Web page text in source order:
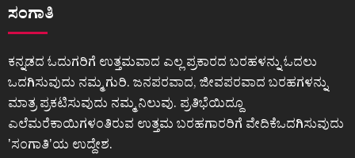
ಸಂಗಾತಿ
ಕನ್ನಡದ ಓದುಗರಿಗೆ ಉತ್ತಮವಾದ ಎಲ್ಲ ಪ್ರಕಾರದ ಬರಹಳನ್ನು ಓದಲು
ಒದಗಿಸುವುದು ನಮ್ಮ ಗುರಿ. ಜನಪರವಾದ, ಜೀವಪರವಾದ ಬರಹಗಳನ್ನು
ಮಾತ್ರ ಪ್ರಕಟಿಸುವುದು ನಮ್ಮ ನಿಲುವು. ಪ್ರತಿಭೆಯಿದ್ದೂ
ಎಲೆಮರೆಕಾಯಿಗಳಂತಿರುವ ಉತ್ತಮ ಬರಹಗಾರರಿಗೆ ವೇದಿಕೆಒದಗಿಸುವುದು
ʼಸಂಗಾತಿʼಯ ಉದ್ದೇಶ.